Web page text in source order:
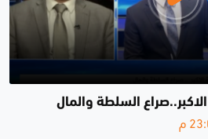
السلطة والمال